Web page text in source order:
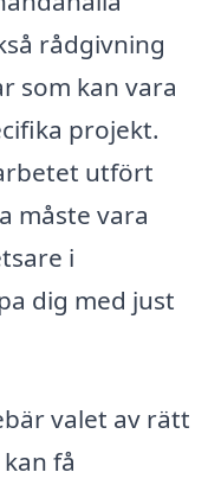
rådgivning
som kan vara
projekt.
utfört
måste vara
i
dig med just
valet av rätt
få